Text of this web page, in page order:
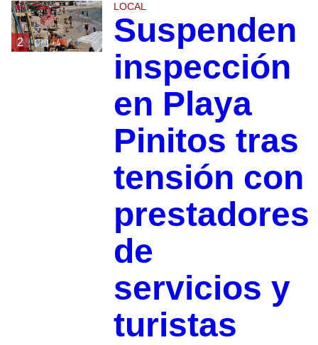
2
LOCAL
Suspenden
inspección
en Playa
Pinitos tras
tensión con
prestadores
de
servicios y
turistas